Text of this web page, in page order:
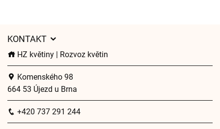
KONTAKT
HZ květiny | Rozvoz květin
Komenského 98
664 53 Újezd u Brna
+420 737 291 244